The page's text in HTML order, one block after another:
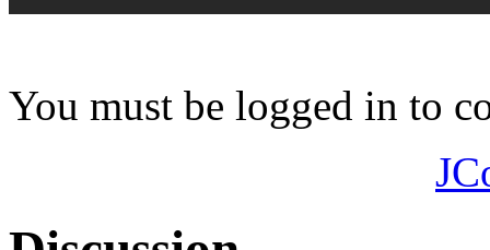
You must be logged in to